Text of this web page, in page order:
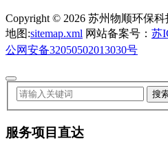
Copyright © 2026 苏州物顺环保
地图:sitemap.xml 网站备案号： 苏
公网安备32050502013030号
服务项目直达